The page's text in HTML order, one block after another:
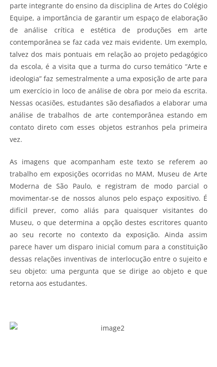
parte integrante do ensino da disciplina de Artes do Colégio
Equipe, a importância de garantir um espaço de elaboração
de análise crítica e estética de produções em arte
contemporânea se faz cada vez mais evidente. Um exemplo,
talvez dos mais pontuais em relação ao projeto pedagógico
da escola, é a visita que a turma do curso temático “Arte e
ideologia” faz semestralmente a uma exposição de arte para
um exercício in loco de análise de obra por meio da escrita.
Nessas ocasiões, estudantes são desafiados a elaborar uma
análise de trabalhos de arte contemporânea estando em
contato direto com esses objetos estranhos pela primeira
vez.
As imagens que acompanham este texto se referem ao
trabalho em exposições ocorridas no MAM, Museu de Arte
Moderna de São Paulo, e registram de modo parcial o
movimentar-se de nossos alunos pelo espaço expositivo. É
difícil prever, como aliás para quaisquer visitantes do
Museu, o que determina a opção destes escritores quanto
ao seu recorte no contexto da exposição. Ainda assim
parece haver um disparo inicial comum para a constituição
dessas relações inventivas de interlocução entre o sujeito e
seu objeto: uma pergunta que se dirige ao objeto e que
retorna aos estudantes.